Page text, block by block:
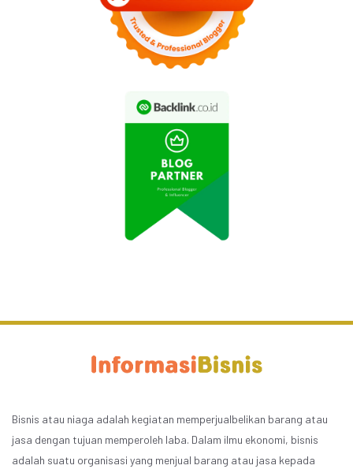
Bisnis atau niaga adalah kegiatan memperjualbelikan barang atau
jasa dengan tujuan memperoleh laba. Dalam ilmu ekonomi, bisnis
adalah suatu organisasi yang menjual barang atau jasa kepada